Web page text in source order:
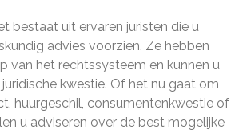
bestaat uit ervaren juristen die u
advies voorzien. Ze hebben
van het rechtssysteem en kunnen u
kwestie. Of het nu gaat om
huurgeschil, consumentenkwestie of
u adviseren over de best mogelijke